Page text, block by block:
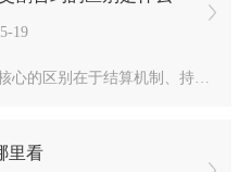
19
在于结算机制、持仓时间限制、资...
里看